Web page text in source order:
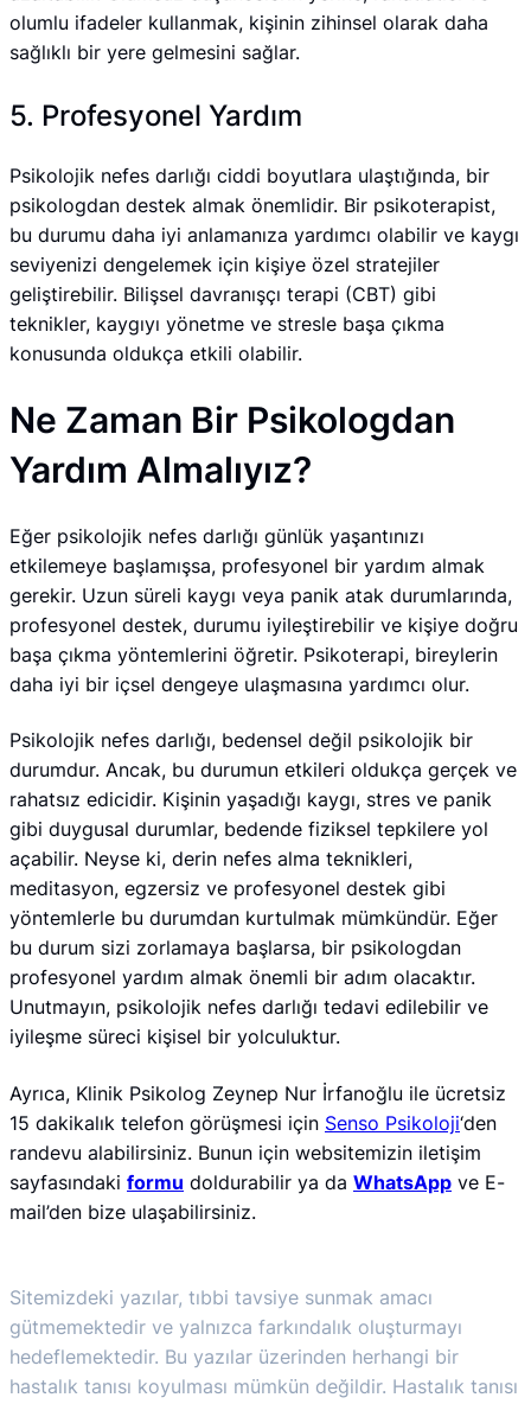
olumlu ifadeler kullanmak, kişinin zihinsel olarak daha
sağlıklı bir yere gelmesini sağlar.
5. Profesyonel Yardım
Psikolojik nefes darlığı ciddi boyutlara ulaştığında, bir
psikologdan destek almak önemlidir. Bir psikoterapist,
bu durumu daha iyi anlamanıza yardımcı olabilir ve kaygı
seviyenizi dengelemek için kişiye özel stratejiler
geliştirebilir. Bilişsel davranışçı terapi (CBT) gibi
teknikler, kaygıyı yönetme ve stresle başa çıkma
konusunda oldukça etkili olabilir.
Ne Zaman Bir Psikologdan
Yardım Almalıyız?
Eğer psikolojik nefes darlığı günlük yaşantınızı
etkilemeye başlamışsa, profesyonel bir yardım almak
gerekir. Uzun süreli kaygı veya panik atak durumlarında,
profesyonel destek, durumu iyileştirebilir ve kişiye doğru
başa çıkma yöntemlerini öğretir. Psikoterapi, bireylerin
daha iyi bir içsel dengeye ulaşmasına yardımcı olur.
Psikolojik nefes darlığı, bedensel değil psikolojik bir
durumdur. Ancak, bu durumun etkileri oldukça gerçek ve
rahatsız edicidir. Kişinin yaşadığı kaygı, stres ve panik
gibi duygusal durumlar, bedende fiziksel tepkilere yol
açabilir. Neyse ki, derin nefes alma teknikleri,
meditasyon, egzersiz ve profesyonel destek gibi
yöntemlerle bu durumdan kurtulmak mümkündür. Eğer
bu durum sizi zorlamaya başlarsa, bir psikologdan
profesyonel yardım almak önemli bir adım olacaktır.
Unutmayın, psikolojik nefes darlığı tedavi edilebilir ve
iyileşme süreci kişisel bir yolculuktur.
Ayrıca, Klinik Psikolog Zeynep Nur İrfanoğlu ile ücretsiz
15 dakikalık telefon görüşmesi için Senso Psikoloji‘den
randevu alabilirsiniz. Bunun için websitemizin iletişim
sayfasındaki formu doldurabilir ya da WhatsApp ve E-
mail’den bize ulaşabilirsiniz.
Sitemizdeki yazılar, tıbbi tavsiye sunmak amacı
gütmemektedir ve yalnızca farkındalık oluşturmayı
hedeflemektedir. Bu yazılar üzerinden herhangi bir
hastalık tanısı koyulması mümkün değildir. Hastalık tanısı